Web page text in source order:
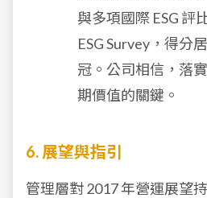
與多項國際 ESG 評
ESG Survey，得分
冠。公司相信，落
期價值的關鍵。
6. 展望與指引
管理層對 2017 年營運展望